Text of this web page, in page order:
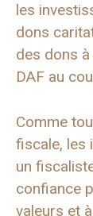
les
dons
des dons
DAF au
Comme
fiscale, les
un
confiance
valeurs et